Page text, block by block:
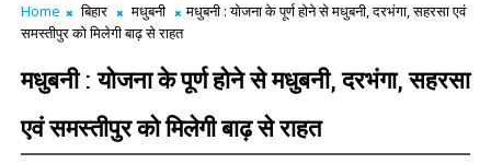
Home बिहार मधुबनी
मधुबनी : योजना के पूर्ण होने से मधुबनी, दरभंगा, सहरसा एवं
समस्तीपुर को मिलेगी बाढ़ से राहत
मधुबनी : योजना के पूर्ण होने से मधुबनी, दरभंगा, सहरसा
एवं समस्तीपुर को मिलेगी बाढ़ से राहत